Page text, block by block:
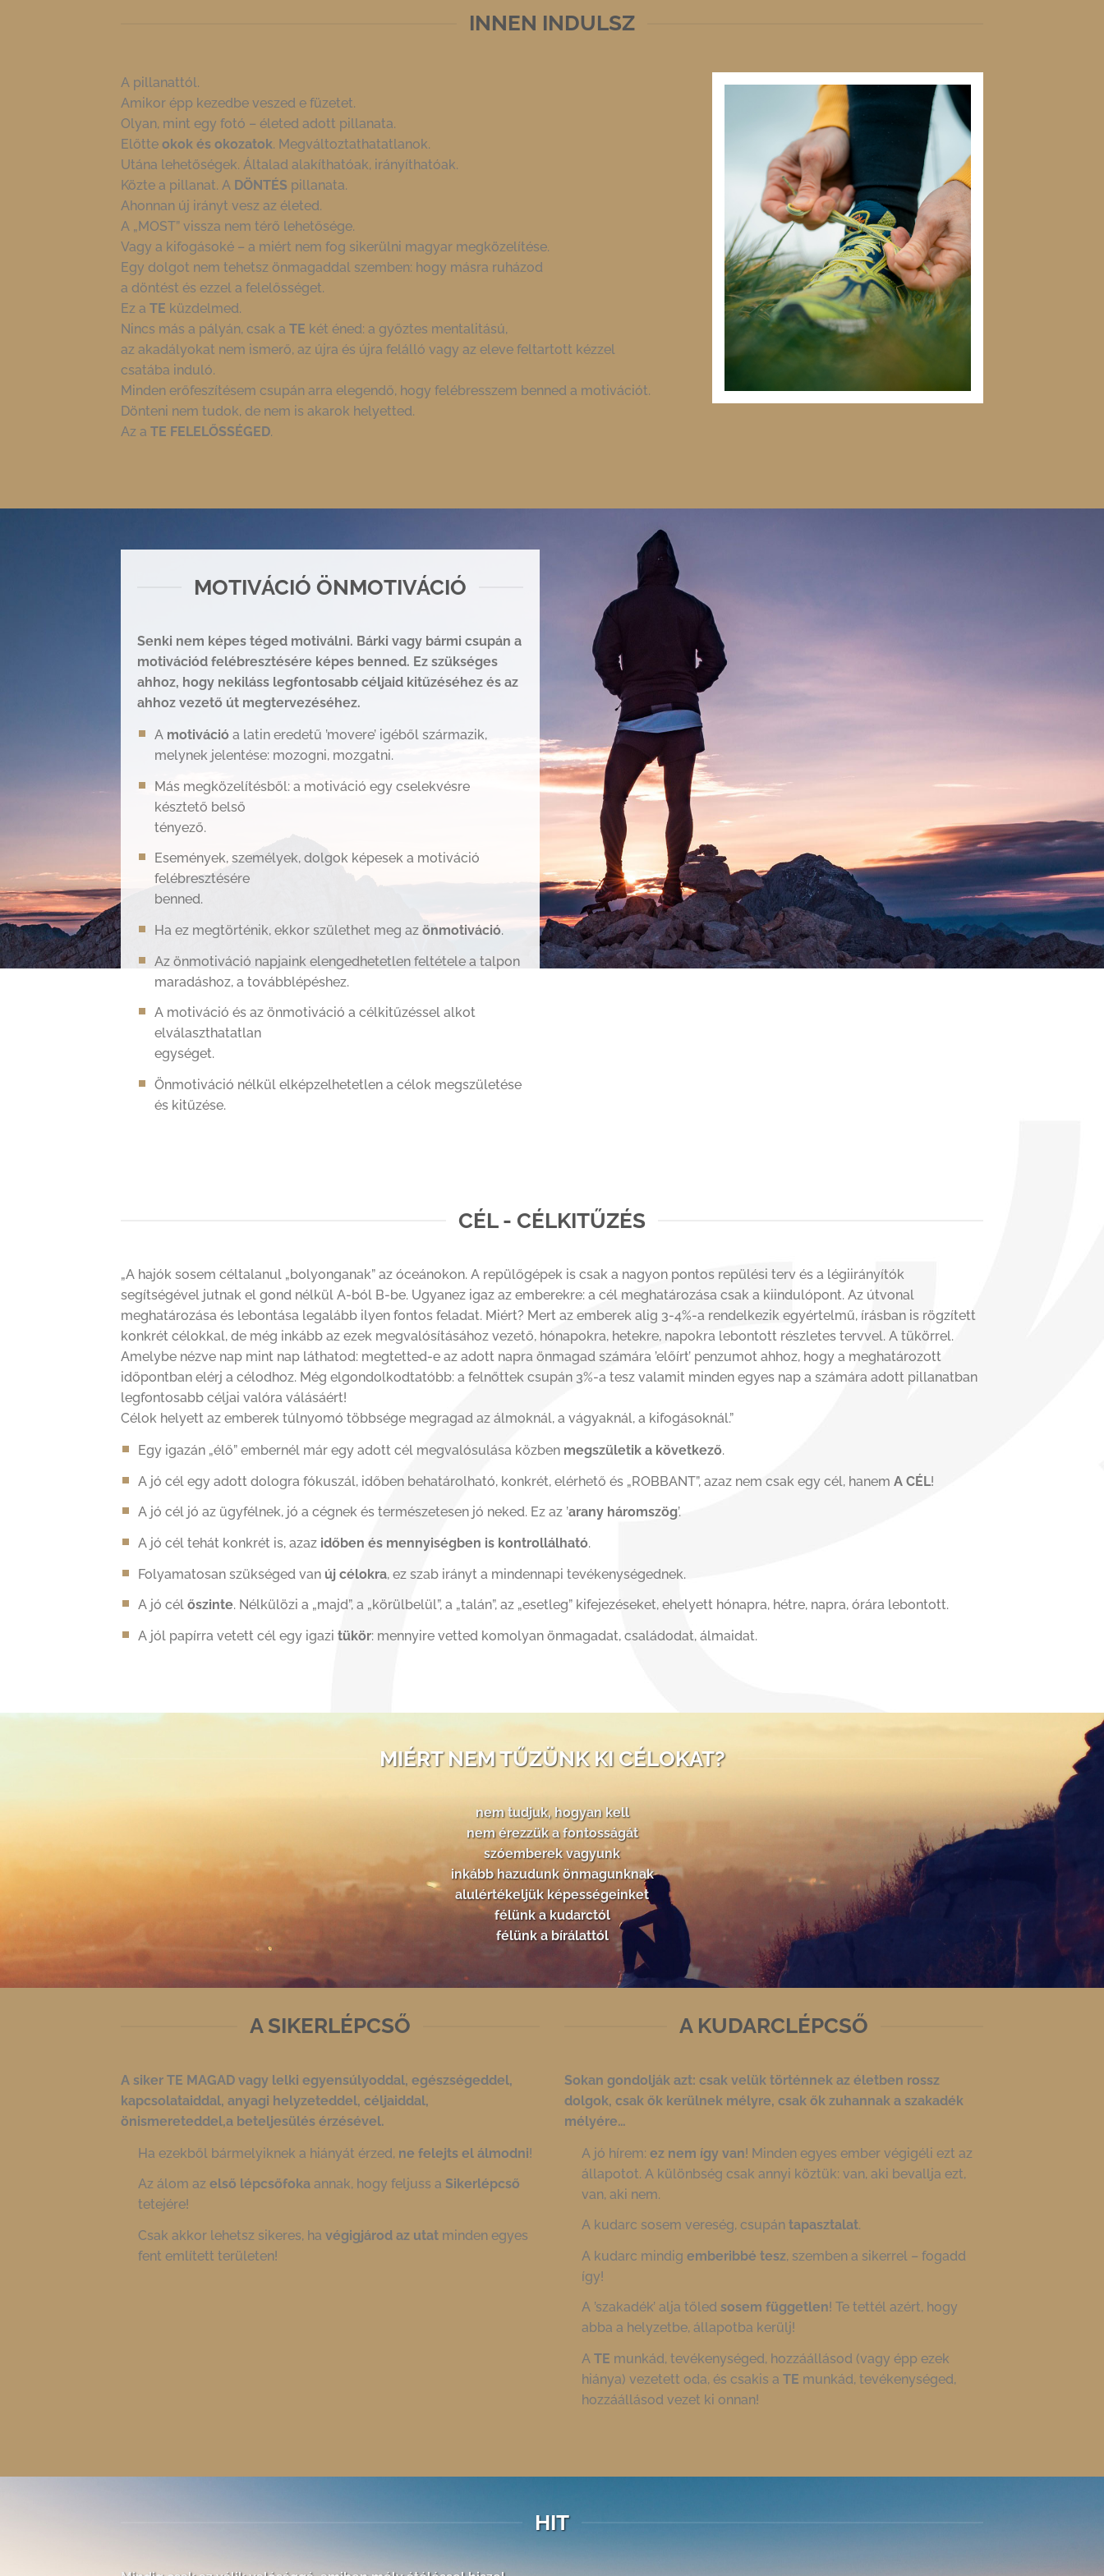
INNEN INDULSZ
A pillanattól.
Amikor épp kezedbe veszed e füzetet.
Olyan, mint egy fotó – életed adott pillanata.
Előtte okok és okozatok. Megváltoztathatatlanok.
Utána lehetőségek. Általad alakíthatóak, irányíthatóak.
Közte a pillanat. A DÖNTÉS pillanata.
Ahonnan új irányt vesz az életed.
A „MOST” vissza nem térő lehetősége.
Vagy a kifogásoké – a miért nem fog sikerülni magyar megközelítése.
Egy dolgot nem tehetsz önmagaddal szemben: hogy másra ruházod
a döntést és ezzel a felelősséget.
Ez a TE küzdelmed.
Nincs más a pályán, csak a TE két éned: a győztes mentalitású,
az akadályokat nem ismerő, az újra és újra felálló vagy az eleve feltartott kézzel
csatába induló.
Minden erőfeszítésem csupán arra elegendő, hogy felébresszem benned a motivációt.
Dönteni nem tudok, de nem is akarok helyetted.
Az a TE FELELŐSSÉGED.
MOTIVÁCIÓ ÖNMOTIVÁCIÓ
Senki nem képes téged motiválni. Bárki vagy bármi csupán a
motivációd felébresztésére képes benned. Ez szükséges
ahhoz, hogy nekiláss legfontosabb céljaid kitűzéséhez és az
ahhoz vezető út megtervezéséhez.
A motivációa latin eredetű ’movere’ igéből származik,
melynek jelentése: mozogni, mozgatni.
Más megközelítésből: a motiváció egy cselekvésre
késztető belső
tényező.
Események, személyek, dolgok képesek a motiváció
felébresztésére
benned.
Ha ez megtörténik, ekkor születhet meg az önmotiváció.
Az önmotiváció napjaink elengedhetetlen feltétele a talpon
maradáshoz, a továbblépéshez.
A motiváció és az önmotiváció a célkitűzéssel alkot
elválaszthatatlan
egységet.
Önmotiváció nélkül elképzelhetetlen a célok megszületése
és kitűzése.
CÉL - CÉLKITŰZÉS
„A hajók sosem céltalanul „bolyonganak” az óceánokon. A repülőgépek is csak a nagyon pontos repülési terv és a légiirányítók
segítségével jutnak el gond nélkül A-ból B-be. Ugyanez igaz az emberekre: a cél meghatározása csak a kiindulópont. Az útvonal
meghatározása és lebontása legalább ilyen fontos feladat. Miért? Mert az emberek alig 3-4%-a rendelkezik egyértelmű, írásban is rögzített
konkrét célokkal, de még inkább az ezek megvalósításához vezető, hónapokra, hetekre, napokra lebontott részletes tervvel. A tükörrel.
Amelybe nézve nap mint nap láthatod: megtetted-e az adott napra önmagad számára ’előírt’ penzumot ahhoz, hogy a meghatározott
időpontban elérj a célodhoz. Még elgondolkodtatóbb: a felnőttek csupán 3%-a tesz valamit minden egyes nap a számára adott pillanatban
legfontosabb céljai valóra válásáért!
Célok helyett az emberek túlnyomó többsége megragad az álmoknál, a vágyaknál, a kifogásoknál.”
Egy igazán „élő” embernél már egy adott cél megvalósulása közben megszületik a következő.
A jó cél egy adott dologra fókuszál, időben behatárolható, konkrét, elérhető és „ROBBANT”, azaz nem csak egy cél, hanem A CÉL!
A jó cél jó az ügyfélnek, jó a cégnek és természetesen jó neked. Ez az ’arany háromszög’.
A jó cél tehát konkrét is, azaz időben és mennyiségben is kontrollálható.
Folyamatosan szükséged van új célokra, ez szab irányt a mindennapi tevékenységednek.
A jó cél őszinte. Nélkülözi a „majd”, a „körülbelül”, a „talán”, az „esetleg” kifejezéseket, ehelyett hónapra, hétre, napra, órára lebontott.
A jól papírra vetett cél egy igazi tükör: mennyire vetted komolyan önmagadat, családodat, álmaidat.
MIÉRT NEM TŰZÜNK KI CÉLOKAT?
nem tudjuk, hogyan kell
nem érezzük a fontosságát
szóemberek vagyunk
inkább hazudunk önmagunknak
alulértékeljük képességeinket
félünk a kudarctól
félünk a bírálattól
A SIKERLÉPCSŐ
A siker TE MAGAD vagy lelki egyensúlyoddal, egészségeddel,
kapcsolataiddal, anyagi helyzeteddel, céljaiddal,
önismereteddel,a beteljesülés érzésével.
Ha ezekből bármelyiknek a hiányát érzed, ne felejts el álmodni!
Az álom az első lépcsőfokaannak, hogy feljuss a Sikerlépcső
tetejére!
Csak akkor lehetsz sikeres, ha végigjárod az utatminden egyes
fent említett területen!
A KUDARCLÉPCSŐ
Sokan gondolják azt: csak velük történnek az életben rossz
dolgok, csak ők kerülnek mélyre, csak ők zuhannak a szakadék
mélyére…
A jó hírem: ez nem így van! Minden egyes ember végigéli ezt az
állapotot. A különbség csak annyi köztük: van, aki bevallja ezt,
van, aki nem.
A kudarc sosem vereség, csupán tapasztalat.
A kudarc mindig emberibbé tesz, szemben a sikerrel – fogadd
így!
A ’szakadék’ alja tőled sosem független! Te tettél azért, hogy
abba a helyzetbe, állapotba kerülj!
A TE munkád, tevékenységed, hozzáállásod (vagy épp ezek
hiánya) vezetett oda, és csakis a TE munkád, tevékenységed,
hozzáállásod vezet ki onnan!
HIT